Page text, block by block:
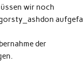
wir noch
der